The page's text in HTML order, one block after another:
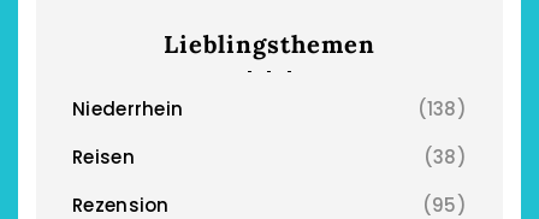
Lieblingsthemen
Niederrhein
(138)
Reisen
(38)
Rezension
(95)